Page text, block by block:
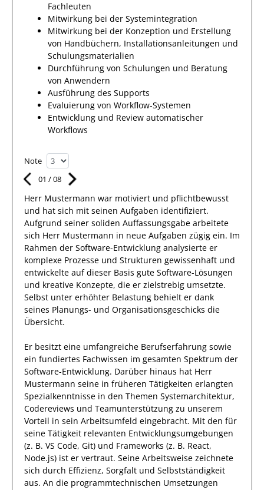
Fachleuten
Mitwirkung bei der Systemintegration
Mitwirkung bei der Konzeption und Erstellung
von Handbüchern, Installationsanleitungen und
Schulungsmaterialien
Durchführung von Schulungen und Beratung
von Anwendern
Ausführung des Supports
Evaluierung von Workflow-Systemen
Entwicklung und Review automatischer
Workflows
Note
01 /08
Herr Mustermann war motiviert und pflichtbewusst
und hat sich mit seinen Aufgaben identifiziert.
Aufgrund seiner soliden Auffassungsgabe arbeitete
sich Herr Mustermann in neue Aufgaben zügig ein. Im
Rahmen der Software-Entwicklung analysierte er
komplexe Prozesse und Strukturen gewissenhaft und
entwickelte auf dieser Basis gute Software-Lösungen
und kreative Konzepte, die er zielstrebig umsetzte.
Selbst unter erhöhter Belastung behielt er dank
seines Planungs- und Organisationsgeschicks die
Übersicht.
Er besitzt eine umfangreiche Berufserfahrung sowie
ein fundiertes Fachwissen im gesamten Spektrum der
Software-Entwicklung. Darüber hinaus hat Herr
Mustermann seine in früheren Tätigkeiten erlangten
Spezialkenntnisse in den Themen Systemarchitektur,
Codereviews und Teamunterstützung zu unserem
Vorteil in sein Arbeitsumfeld eingebracht. Mit den für
seine Tätigkeit relevanten Entwicklungsumgebungen
(z. B. VS Code, Git) und Frameworks (z. B. React,
Node.js) ist er vertraut. Seine Arbeitsweise zeichnete
sich durch Effizienz, Sorgfalt und Selbstständigkeit
aus. An die programmtechnischen Umsetzungen